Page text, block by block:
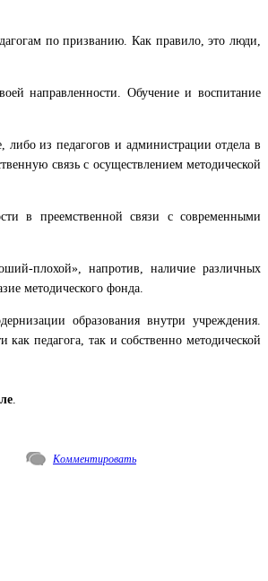
по призванию. Как правило, это люди,
направленности. Обучение и воспитание
из педагогов и администрации отдела в
связь с осуществлением методической
в преемственной связи с современными
плохой», напротив, наличие различных
методического фонда.
образования внутри учреждения.
педагога, так и собственно методической
.
Комментировать